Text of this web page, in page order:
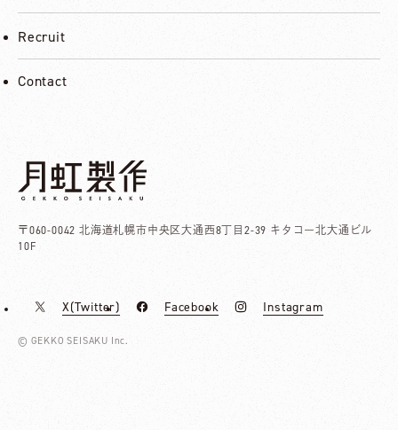
Recruit
Contact
〒060-0042 北海道札幌市中央区大通西8丁目2-39 キタコー北大通ビル
10F
X(Twitter) Facebook Instagram
© GEKKO SEISAKU Inc.